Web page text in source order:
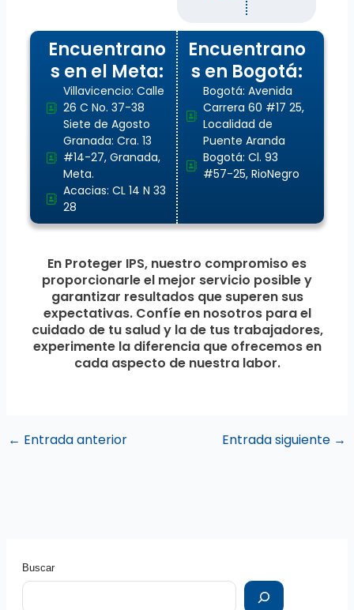
Encuentrano
s en el Meta:
Villavicencio: Calle
26 C No. 37-38
Siete de Agosto
Granada: Cra. 13
#14-27, Granada,
Meta.
Acacias: CL 14 N 33
28
Encuentrano
s en Bogotá:
Bogotá: Avenida
Carrera 60 #17 25,
Localidad de
Puente Aranda
Bogotá: Cl. 93
#57-25, RioNegro
En Proteger IPS, nuestro compromiso es
proporcionarle el mejor servicio posible y
garantizar resultados que superen sus
expectativas. Confíe en nosotros para el
cuidado de tu salud y la de tus trabajadores,
experimente la diferencia que ofrecemos en
cada aspecto de nuestra labor.
← Entrada anterior Entrada siguiente →
Buscar